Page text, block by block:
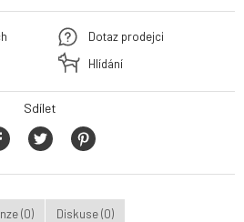
Dotaz prodejci
Hlídání
Sdílet
(0) Diskuse (0)